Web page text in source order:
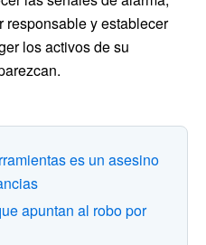
responsable y establecer
los activos de su
es un asesino
apuntan al robo por